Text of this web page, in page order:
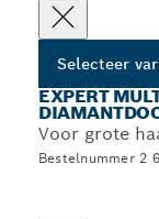
Selecteer
EXPERT
Voor grote
Bestelnummer 2